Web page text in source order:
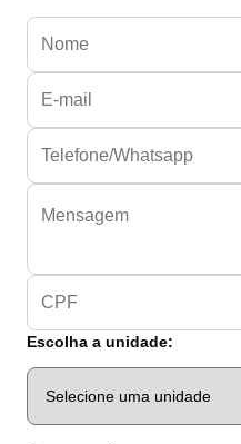
Escolha a unidade: